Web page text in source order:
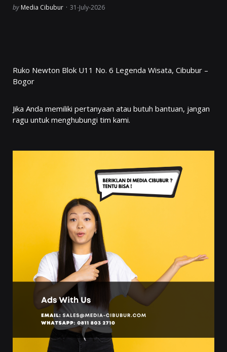
Posted
by Media Cibubur 31-July-2026
Ruko Newton Blok U11 No. 6 Legenda Wisata, Cibubur –
Bogor
Jika Anda memiliki pertanyaan atau butuh bantuan, jangan
ragu untuk menghubungi tim kami.